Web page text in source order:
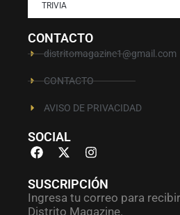
TRIVIA
CONTACTO
distritomagazine1@gmail.com
CONTACTO
AVISO DE PRIVACIDAD
SOCIAL
SUSCRIPCIÓN
Ingresa tu correo para
Distrito Magazine.